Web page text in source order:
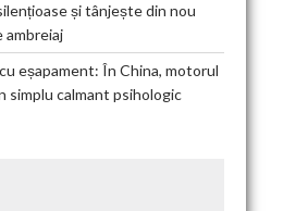
și tânjește din nou
ambreiaj
eșapament: În China, motorul
simplu calmant psihologic